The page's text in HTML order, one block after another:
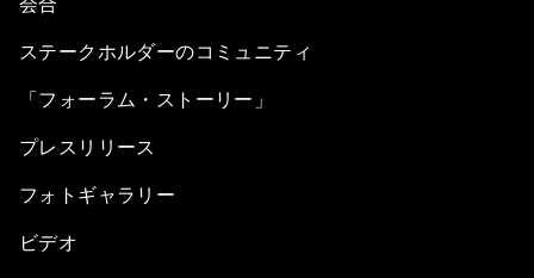
ステークホルダーのコミュニティ
「フォーラム・ストーリー」
プレスリリース
フォトギャラリー
ビデオ